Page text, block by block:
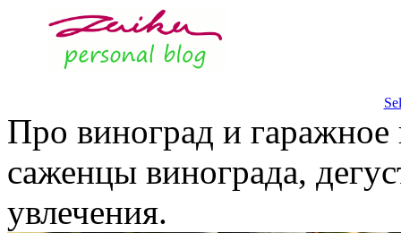
Про виноград и
саженцы винограда,
увлечения.